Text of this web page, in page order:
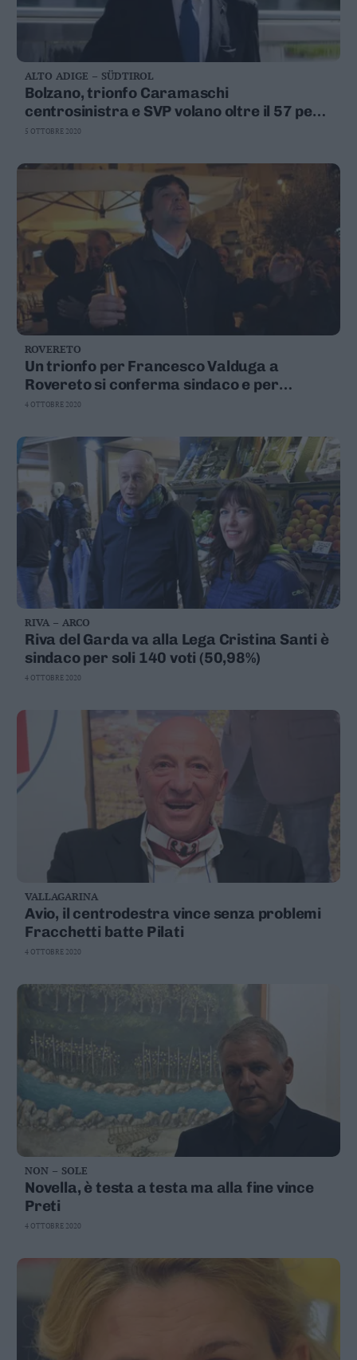
ALTO ADIGE – SÜDTIROL
Bolzano, trionfo Caramaschi
centrosinistra e SVP volano oltre il 57 per
cento
5 OTTOBRE 2020
ROVERETO
Un trionfo per Francesco Valduga a
Rovereto si conferma sindaco e per
Zambelli il 35 per cento
4 OTTOBRE 2020
RIVA – ARCO
Riva del Garda va alla Lega Cristina Santi è
sindaco per soli 140 voti (50,98%)
4 OTTOBRE 2020
VALLAGARINA
Avio, il centrodestra vince senza problemi
Fracchetti batte Pilati
4 OTTOBRE 2020
NON – SOLE
Novella, è testa a testa ma alla fine vince
Preti
4 OTTOBRE 2020